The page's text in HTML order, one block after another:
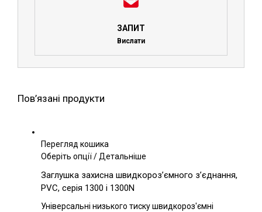
ЗАПИТ
Вислати
Пов’язані продукти
Перегляд кошика
Оберіть опціїЦей
має
кілька
варіантів.
/Детальніше
Заглушка захисна швидкороз’ємного з’єднання,
PVC, серія 1300 і 1300N
Універсальні низького тиску швидкороз'ємні